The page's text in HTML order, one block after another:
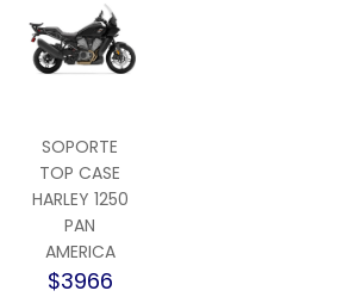
SOPORTE
TOP CASE
HARLEY 1250
PAN
AMERICA
$3966